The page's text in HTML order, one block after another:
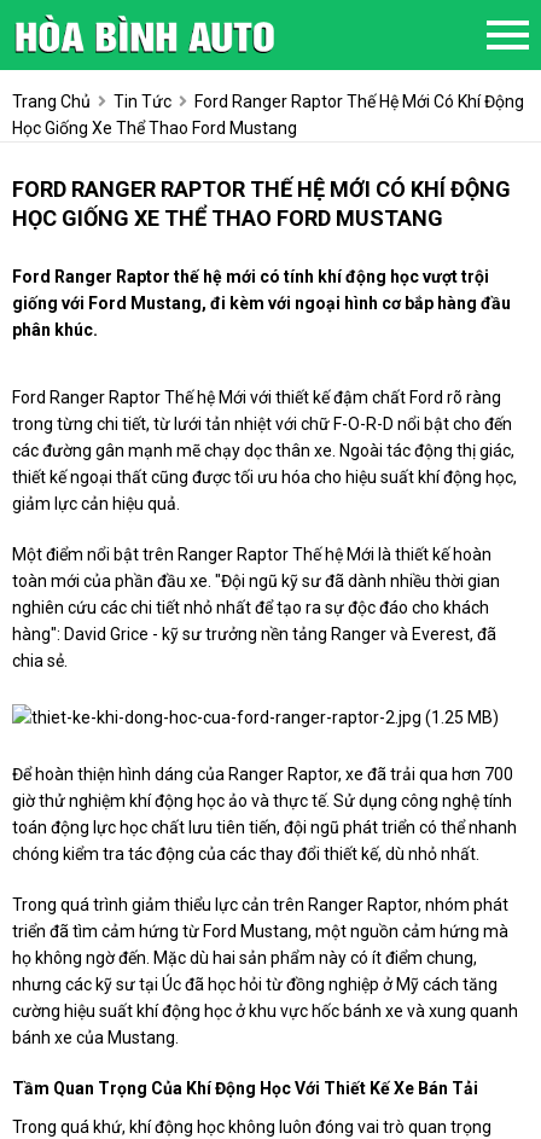
Trang Chủ Tin Tức
Ford Ranger Raptor Thế Hệ Mới Có Khí Động
Học Giống Xe Thể Thao Ford Mustang
FORD RANGER RAPTOR THẾ HỆ MỚI CÓ KHÍ ĐỘNG
HỌC GIỐNG XE THỂ THAO FORD MUSTANG
Ford Ranger Raptor thế hệ mới có tính khí động học vượt trội
giống với Ford Mustang, đi kèm với ngoại hình cơ bắp hàng đầu
phân khúc.
Ford Ranger Raptor Thế hệ Mới với thiết kế đậm chất Ford rõ ràng
trong từng chi tiết, từ lưới tản nhiệt với chữ F-O-R-D nổi bật cho đến
các đường gân mạnh mẽ chạy dọc thân xe. Ngoài tác động thị giác,
thiết kế ngoại thất cũng được tối ưu hóa cho hiệu suất khí động học,
giảm lực cản hiệu quả.
Một điểm nổi bật trên Ranger Raptor Thế hệ Mới là thiết kế hoàn
toàn mới của phần đầu xe. "Đội ngũ kỹ sư đã dành nhiều thời gian
nghiên cứu các chi tiết nhỏ nhất để tạo ra sự độc đáo cho khách
hàng": David Grice - kỹ sư trưởng nền tảng Ranger và Everest, đã
chia sẻ.
Để hoàn thiện hình dáng của Ranger Raptor, xe đã trải qua hơn 700
giờ thử nghiệm khí động học ảo và thực tế. Sử dụng công nghệ tính
toán động lực học chất lưu tiên tiến, đội ngũ phát triển có thể nhanh
chóng kiểm tra tác động của các thay đổi thiết kế, dù nhỏ nhất.
Trong quá trình giảm thiểu lực cản trên Ranger Raptor, nhóm phát
triển đã tìm cảm hứng từ Ford Mustang, một nguồn cảm hứng mà
họ không ngờ đến. Mặc dù hai sản phẩm này có ít điểm chung,
nhưng các kỹ sư tại Úc đã học hỏi từ đồng nghiệp ở Mỹ cách tăng
cường hiệu suất khí động học ở khu vực hốc bánh xe và xung quanh
bánh xe của Mustang.
Tầm Quan Trọng Của Khí Động Học Với Thiết Kế Xe Bán Tải
Trong quá khứ, khí động học không luôn đóng vai trò quan trọng